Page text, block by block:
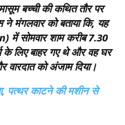
बच्ची की कथित तौर पर
मंगलवार को बताया कि, यह
में सोमवार शाम करीब 7.30
के लिए बाहर गए थे और वह घर
को अंजाम दिया।
पत्थर काटने की मशीन से